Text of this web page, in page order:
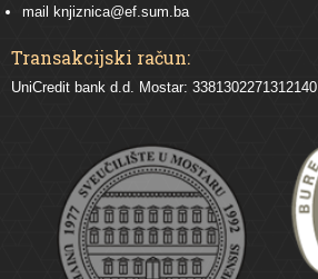
mail knjiznica@ef.sum.ba
Transakcijski račun:
UniCredit bank d.d. Mostar: 3381302271312140